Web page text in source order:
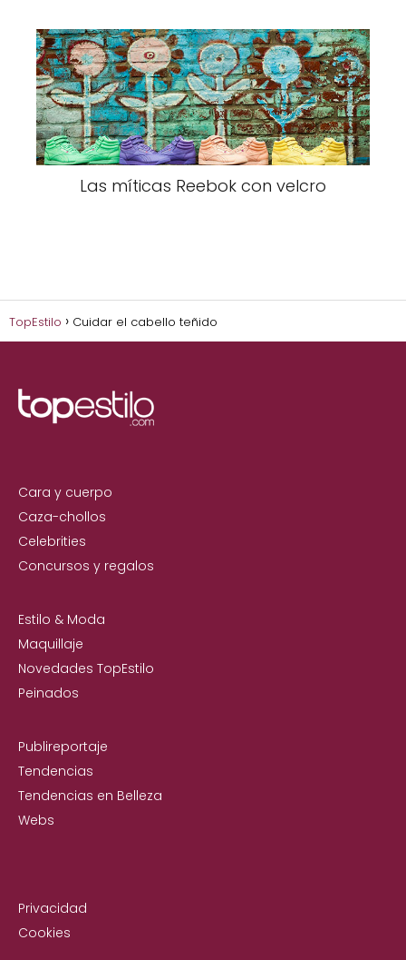
Las míticas Reebok con velcro
TopEstilo Cuidar el cabello teñido
Cara y cuerpo
Caza-chollos
Celebrities
Concursos y regalos
Estilo & Moda
Maquillaje
Novedades TopEstilo
Peinados
Publireportaje
Tendencias
Tendencias en Belleza
Webs
Privacidad
Cookies